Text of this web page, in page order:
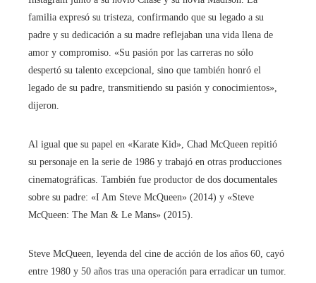
familia expresó su tristeza, confirmando que su legado a su
padre y su dedicación a su madre reflejaban una vida llena de
amor y compromiso. «Su pasión por las carreras no sólo
despertó su talento excepcional, sino que también honró el
legado de su padre, transmitiendo su pasión y conocimientos»,
dijeron.
Al igual que su papel en «Karate Kid», Chad McQueen repitió
su personaje en la serie de 1986 y trabajó en otras producciones
cinematográficas. También fue productor de dos documentales
sobre su padre: «I Am Steve McQueen» (2014) y «Steve
McQueen: The Man & Le Mans» (2015).
Steve McQueen, leyenda del cine de acción de los años 60, cayó
entre 1980 y 50 años tras una operación para erradicar un tumor.